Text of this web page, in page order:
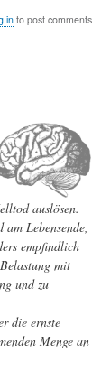
into post comments
auslösen.
Lebensende,
empfindlich
mit
und zu
die ernste
Menge an